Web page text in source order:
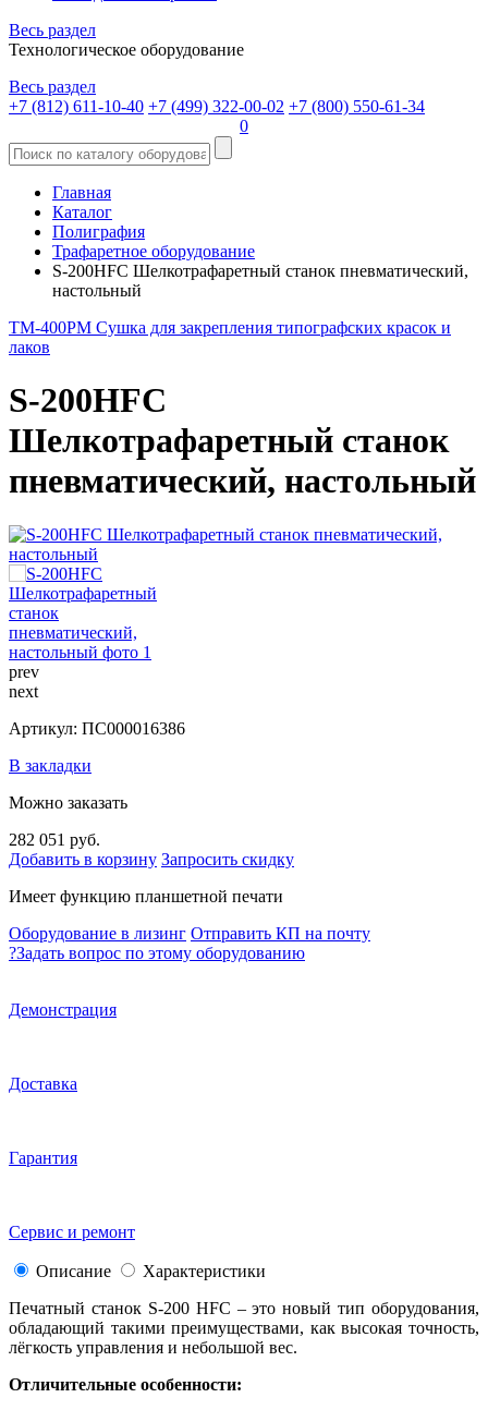
Весь раздел
Технологическое оборудование
Весь раздел
+7 (812) 611-10-40 +7 (499) 322-00-02 +7 (800) 550-61-34
0
Главная
Каталог
Полиграфия
Трафаретное оборудование
S-200HFC Шелкотрафаретный станок пневматический,
настольный
TM-400PM Сушка для закрепления типографских красок и
лаков
S-200HFC
Шелкотрафаретный станок
пневматический, настольный
prev
next
Артикул: ПС000016386
В закладки
Можно заказать
282 051 руб.
Добавить в корзину Запросить скидку
Имеет функцию планшетной печати
Оборудование в лизинг Отправить КП на почту
?Задать вопрос по этому оборудованию
Демонстрация
Доставка
Гарантия
Сервис и ремонт
Описание
Характеристики
Печатный станок S-200 HFC – это новый тип оборудования,
обладающий такими преимуществами, как высокая точность,
лёгкость управления и небольшой вес.
Отличительные особенности: